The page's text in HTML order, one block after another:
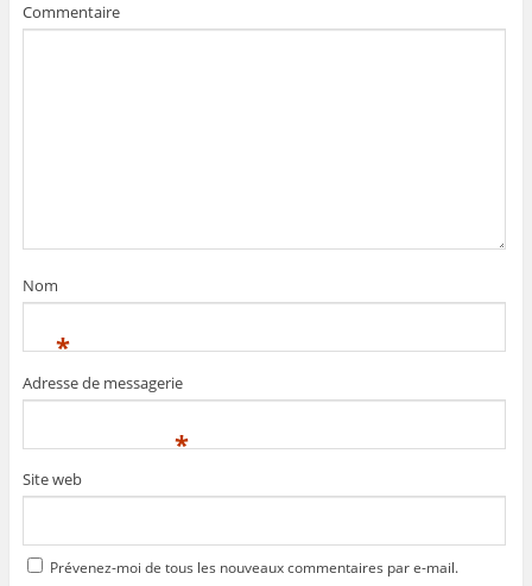
Commentaire
Nom
*
Adresse de messagerie
*
Site web
Prévenez-moi de tous les nouveaux commentaires par e-mail.